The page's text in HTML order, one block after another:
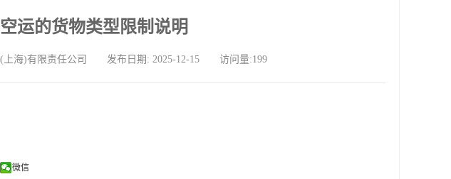
运的货物类型限制说明
(上海)有限责任公司 发布日期: 2025-12-15 访问量:199
微信